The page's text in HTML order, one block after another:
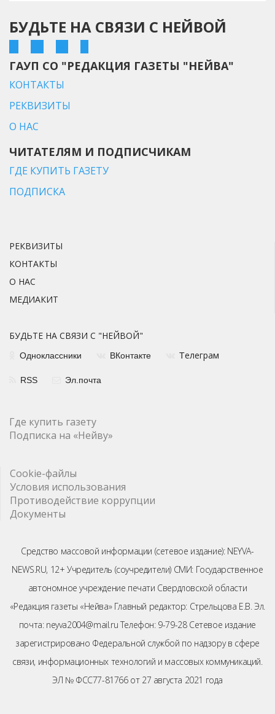
БУДЬТЕ НА СВЯЗИ С НЕЙВОЙ
ГАУП СО "РЕДАКЦИЯ ГАЗЕТЫ "НЕЙВА"
КОНТАКТЫ
РЕКВИЗИТЫ
О НАС
ЧИТАТЕЛЯМ И ПОДПИСЧИКАМ
ГДЕ КУПИТЬ ГАЗЕТУ
ПОДПИСКА
РЕКВИЗИТЫ
КОНТАКТЫ
О НАС
МЕДИАКИТ
БУДЬТЕ НА СВЯЗИ С "НЕЙВОЙ"
Одноклассники ВКонтакте Телеграм
RSS Эл.почта
Где купить газету
Подписка на «Нейву»
Cookie-файлы
Условия использования
Противодействие коррупции
Документы
Средство массовой информации (сетевое издание): NEYVA-
NEWS.RU, 12+ Учредитель (соучредители) СМИ: Государственное
автономное учреждение печати Свердловской области
«Редакция газеты «Нейва» Главный редактор: Стрельцова Е.В. Эл.
почта: neyva2004@mail.ru Телефон: 9-79-28 Сетевое издание
зарегистрировано Федеральной службой по надзору в сфере
связи, информационных технологий и массовых коммуникаций.
ЭЛ № ФСС77-81766 от 27 августа 2021 года